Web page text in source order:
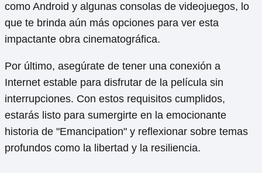
como Android y algunas consolas de videojuegos, lo
que te brinda aún más opciones para ver esta
impactante obra cinematográfica.
Por último, asegúrate de tener una conexión a
Internet estable para disfrutar de la película sin
interrupciones. Con estos requisitos cumplidos,
estarás listo para sumergirte en la emocionante
historia de "Emancipation" y reflexionar sobre temas
profundos como la libertad y la resiliencia.